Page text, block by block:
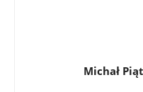
Michał